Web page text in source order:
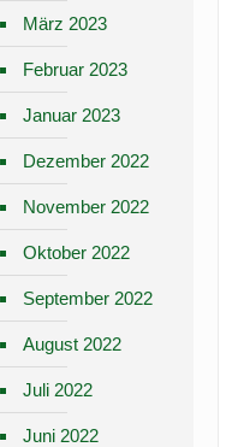
März 2023
Februar 2023
Januar 2023
Dezember 2022
November 2022
Oktober 2022
September 2022
August 2022
Juli 2022
Juni 2022